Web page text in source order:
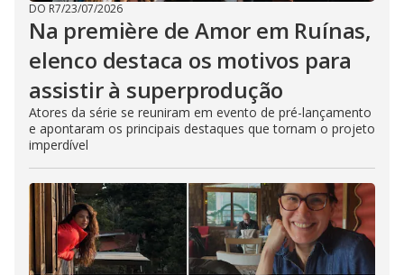
DO R7/23/07/2026
Na première de Amor em Ruínas,
elenco destaca os motivos para
assistir à superprodução
Atores da série se reuniram em evento de pré-lançamento
e apontaram os principais destaques que tornam o projeto
imperdível